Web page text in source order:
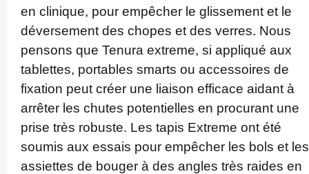
en clinique, pour empêcher le glissement et le
déversement des chopes et des verres. Nous
pensons que Tenura extreme, si appliqué aux
tablettes, portables smarts ou accessoires de
fixation peut créer une liaison efficace aidant à
arrêter les chutes potentielles en procurant une
prise très robuste. Les tapis Extreme ont été
soumis aux essais pour empêcher les bols et les
assiettes de bouger à des angles très raides en